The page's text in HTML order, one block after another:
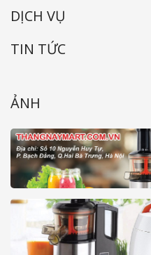
DỊCH VỤ
TIN TỨC
ẢNH